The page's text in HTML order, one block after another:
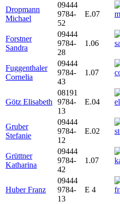
Dropmann
Michael
09444
9784-
52
E.07
Forstner
Sandra
09444
9784-
28
1.06
Fuggenthaler
Cornelia
09444
9784-
43
1.07
Götz Elisabeth
08191
9784-
13
E.04
Gruber
Stefanie
09444
9784-
12
E.02
Grüttner
Katharina
09444
9784-
42
1.07
Huber Franz
09444
9784-
13
E 4